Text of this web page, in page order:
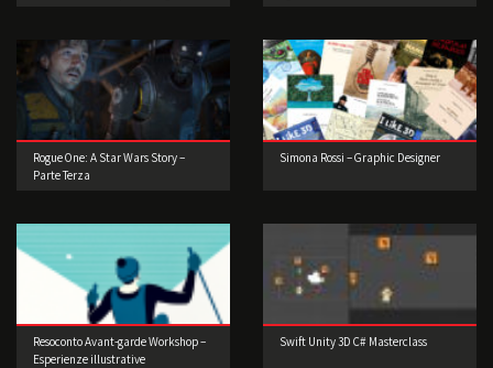
Rogue One: A Star Wars Story –
Parte Terza
Simona Rossi – Graphic Designer
Resoconto Avant-garde Workshop –
Esperienze illustrative
Swift Unity 3D C# Masterclass